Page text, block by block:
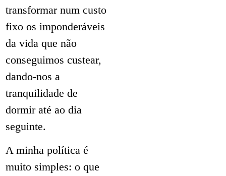
transformar num custo
fixo os imponderáveis
da vida que não
conseguimos custear,
dando-nos a
tranquilidade de
dormir até ao dia
seguinte.
A minha política é
muito simples: o que